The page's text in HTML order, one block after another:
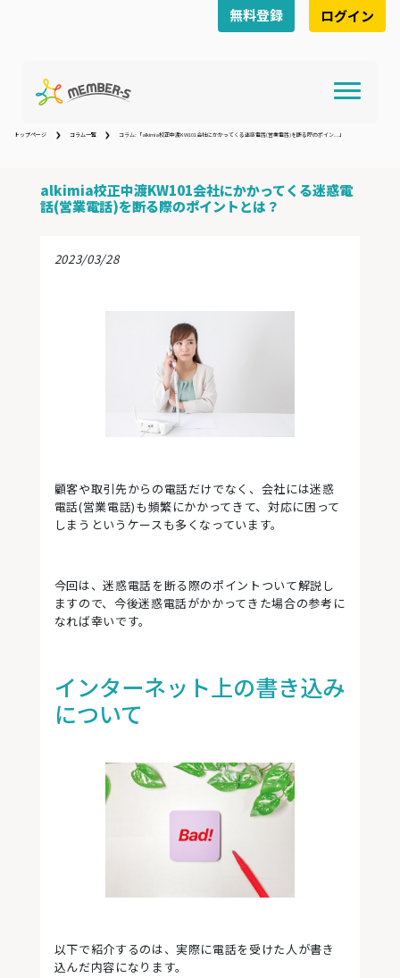
無料登録 ログイン
トップページ コラム一覧 コラム:「alkimia校正中渡KW101会社にかかってくる迷惑電話(営業電話)を断る際のポイン...」
alkimia校正中渡KW101会社にかかってくる迷惑電
話(営業電話)を断る際のポイントとは？
2023/03/28
顧客や取引先からの電話だけでなく、会社には迷惑
電話(営業電話)も頻繁にかかってきて、対応に困って
しまうというケースも多くなっています。
今回は、迷惑電話を断る際のポイントついて解説し
ますので、今後迷惑電話がかかってきた場合の参考に
なれば幸いです。
インターネット上の書き込み
について
以下で紹介するのは、実際に電話を受けた人が書き
込んだ内容になります。